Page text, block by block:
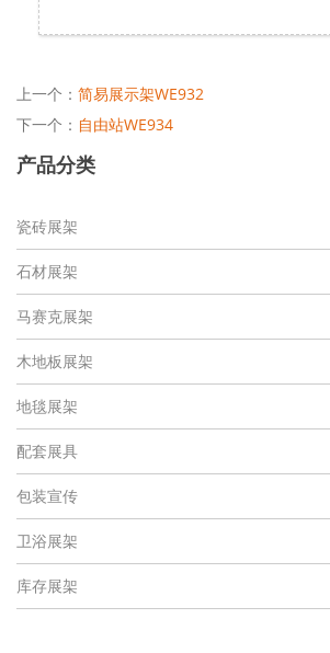
上一个： 简易展示架WE932
下一个： 自由站WE934
产品分类
瓷砖展架
石材展架
马赛克展架
木地板展架
地毯展架
配套展具
包装宣传
卫浴展架
库存展架